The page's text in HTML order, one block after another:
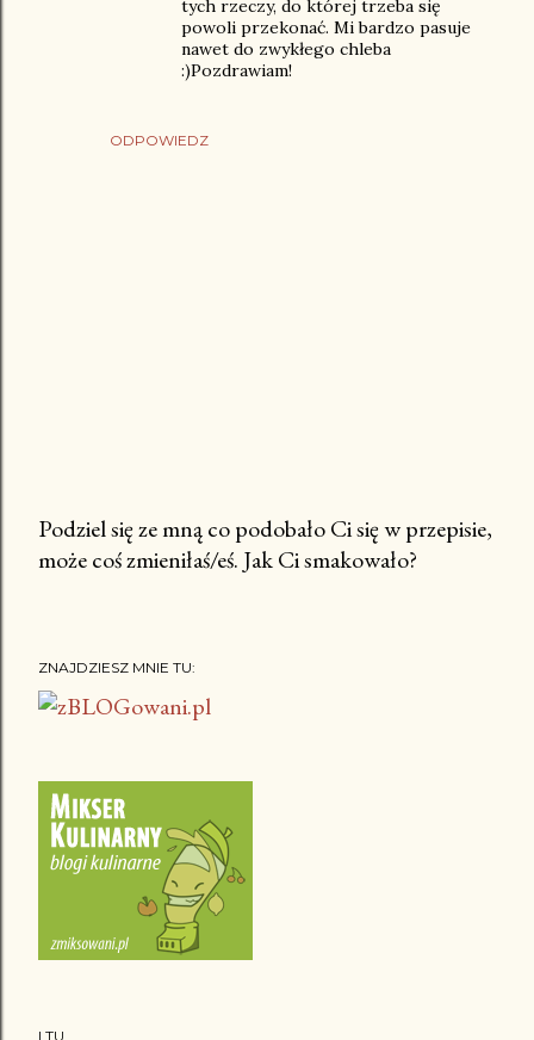
ODPOWIEDZ
tych rzeczy, do której trzeba się
powoli przekonać. Mi bardzo pasuje
nawet do zwykłego chleba
:)Pozdrawiam!
P
ś
l
j
m
t
r
Podziel się ze mną co podobało Ci się w przepisie,
może coś zmieniłaś/eś. Jak Ci smakowało?
ZNAJDZIESZ MNIE TU:
I TU